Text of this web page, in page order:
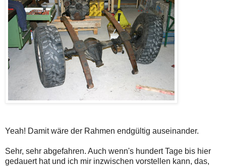
Yeah! Damit wäre der Rahmen endgültig auseinander.
Sehr, sehr abgefahren. Auch wenn's hundert Tage bis hier
gedauert hat und ich mir inzwischen vorstellen kann, das,